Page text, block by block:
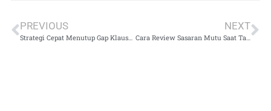
PREVIOUS
Strategi Cepat Menutup Gap Klausul 8: Sistem Manajemen Mutu Laboratorium Option A vs Option B
NEXT
Cara Review Sasaran Mutu Saat Target Melenceng: Langkah Praktis yang Auditor Suka